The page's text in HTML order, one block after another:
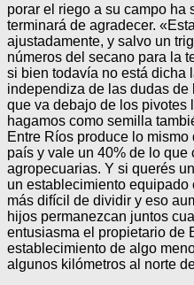
porar el riego a su campo ha
terminará de agradecer.
ajustadamente, y salvo un
números del secano para la
si bien todavía no está dicha
independiza de las dudas
que va debajo de los pivotes
hagamos como semilla
Entre Ríos produce lo
país y vale un 40% de lo
agropecuarias. Y si querés
un establecimiento equipado
más difícil de dividir y eso
hijos permanezcan juntos
entusiasma el propietario de
establecimiento de algo
algunos kilómetros al norte